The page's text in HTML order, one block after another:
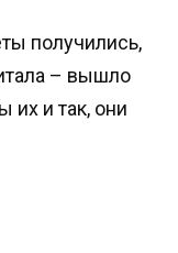
получились,
– вышло
их и так, они